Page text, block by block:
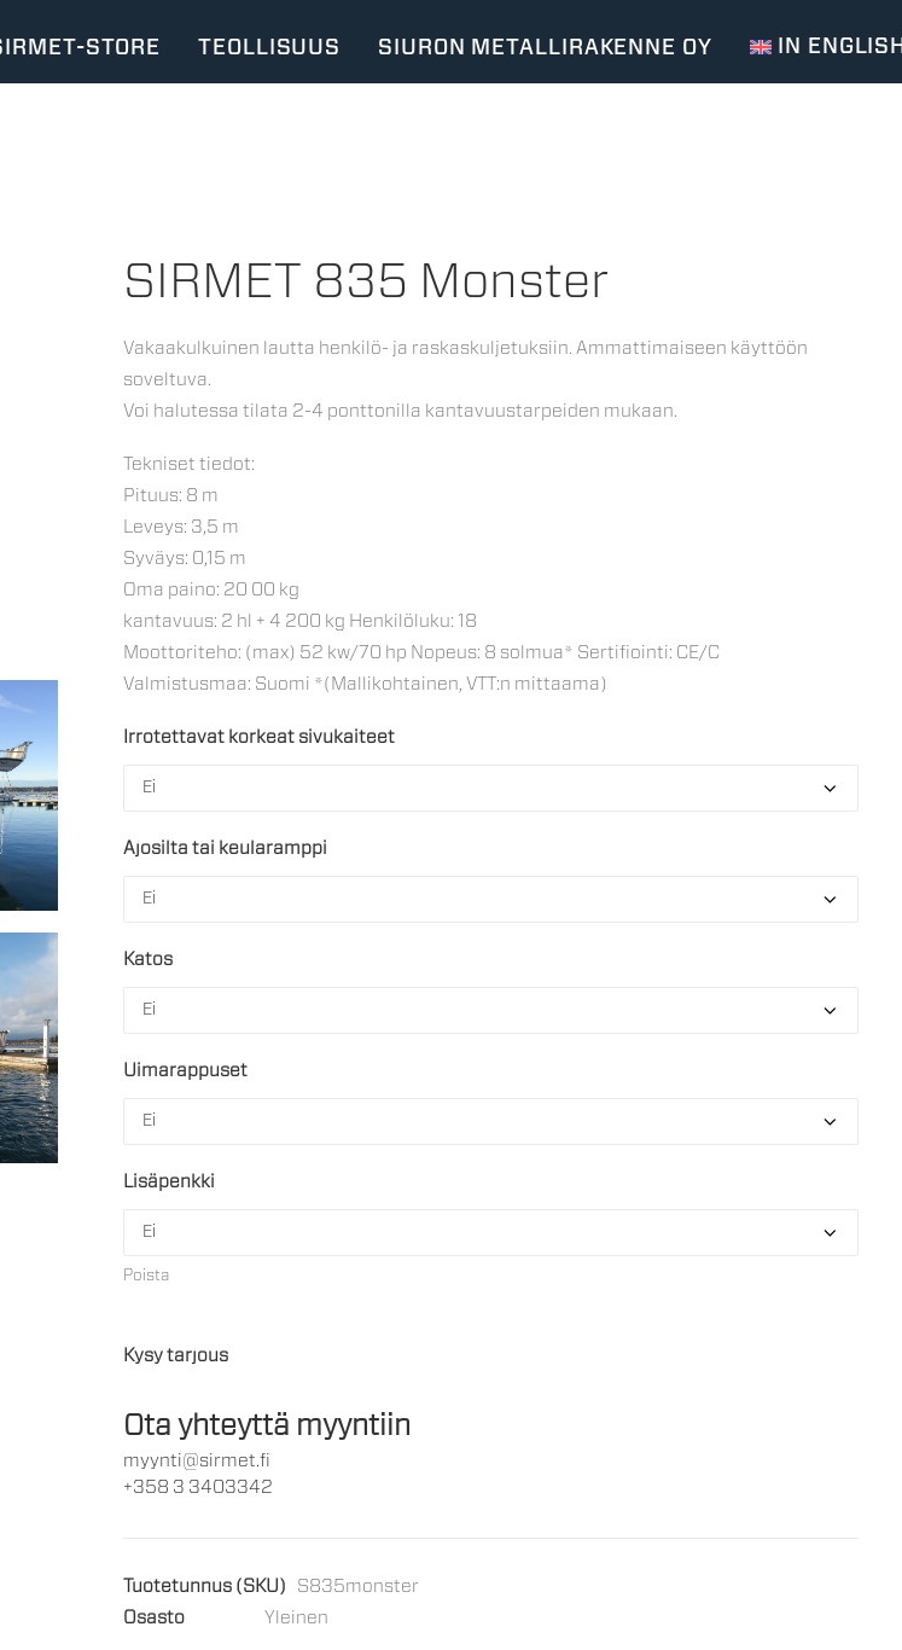
STORE TEOLLISUUS SIURON METALLIRAKENNE OY IN
SIRMET 835 Monster
Vakaakulkuinen lautta henkilö- ja raskaskuljetuksiin. Ammattimaiseen käyttöön
soveltuva.
Voi halutessa tilata 2-4 ponttonilla kantavuustarpeiden mukaan.
Tekniset tiedot:
Pituus: 8 m
Leveys: 3,5 m
Syväys: 0,15 m
Oma paino: 20 00 kg
kantavuus: 2 hl + 4 200 kg Henkilöluku: 18
Moottoriteho: (max) 52 kw/70 hp Nopeus: 8 solmua* Sertifiointi: CE/C
Valmistusmaa: Suomi *(Mallikohtainen, VTT:n mittaama)
Irrotettavat korkeat sivukaiteet
Ajosilta tai keularamppi
Katos
Uimarappuset
Lisäpenkki
Poista
Kysy tarjous
Ota yhteyttä myyntiin
myynti@sirmet.fi
+358 3 3403342
Tuotetunnus (SKU)
S835monster
Osasto
Yleinen